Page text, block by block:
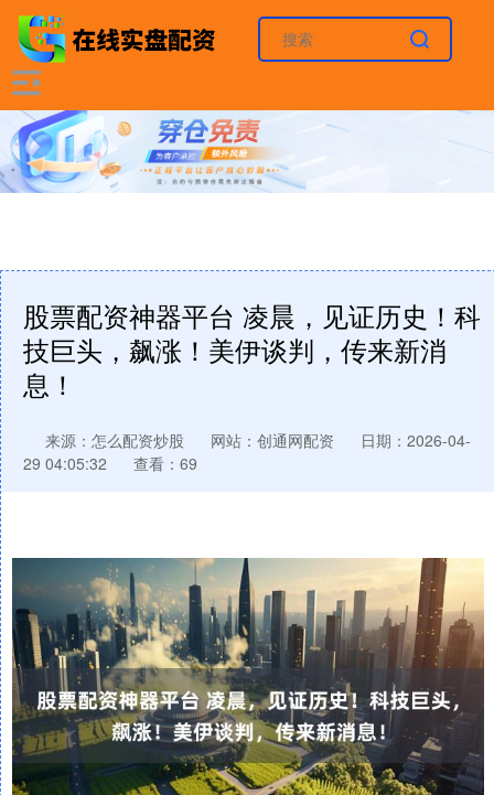
股票配资神器平台 凌晨，见证历史！科
技巨头，飙涨！美伊谈判，传来新消
息！
来源：怎么配资炒股 网站：创通网配资
日期：2026-04-
29 04:05:32
查看：69